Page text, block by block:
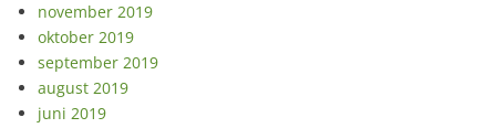
november 2019
oktober 2019
september 2019
august 2019
juni 2019